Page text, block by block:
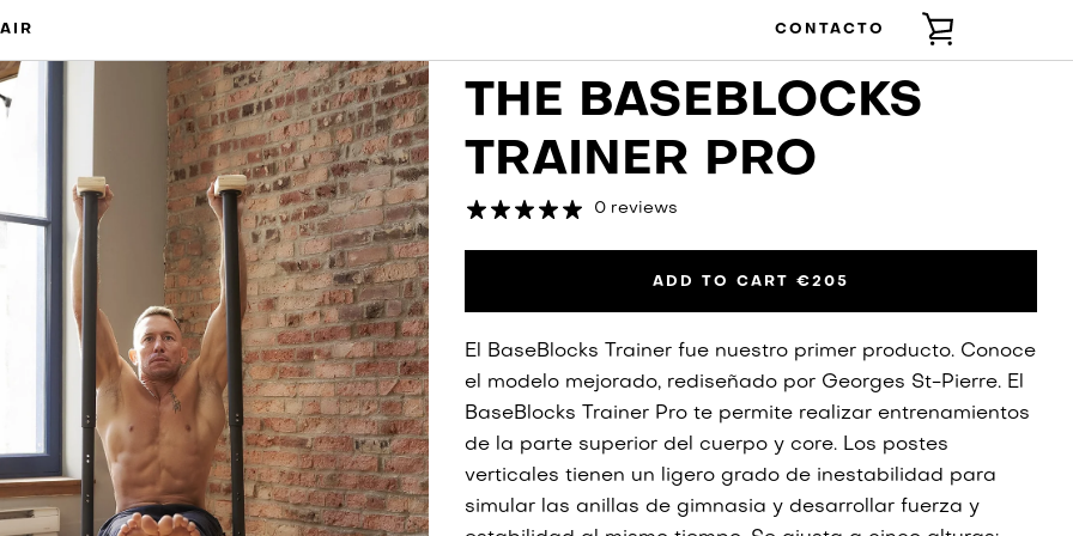
AIR CONTACTO VER
THE BASEBLOCKS
TRAINER PRO
0 reviews
ADD TO CART€205
El BaseBlocks Trainer fue nuestro primer producto. Conoce
el modelo mejorado, rediseñado por Georges St-Pierre. El
BaseBlocks Trainer Pro te permite realizar entrenamientos
de la parte superior del cuerpo y core. Los postes
verticales tienen un ligero grado de inestabilidad para
simular las anillas de gimnasia y desarrollar fuerza y